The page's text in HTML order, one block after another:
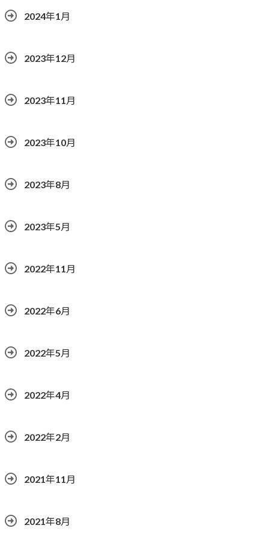
2024年1月
2023年12月
2023年11月
2023年10月
2023年8月
2023年5月
2022年11月
2022年6月
2022年5月
2022年4月
2022年2月
2021年11月
2021年8月